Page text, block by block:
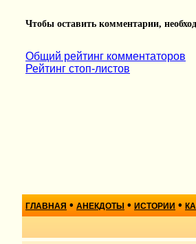
Чтобы оставить комментарии,
Общий рейтинг комментаторов
Рейтинг стоп-листов
ГЛАВНАЯ • АНЕКДОТЫ • ИСТОРИИ •